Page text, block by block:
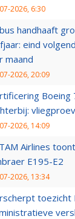
2026, 6:30
handhaaft
eind
maand
2026, 20:09
Boeing
2026, 14:09
Airlines
E195-E2
2026, 13:34
toezicht